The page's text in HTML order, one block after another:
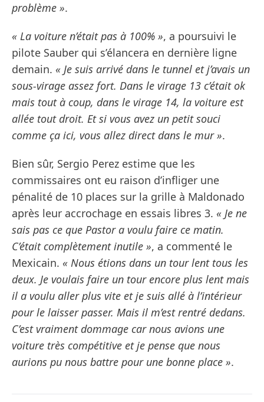
problème ».
« La voiture n’était pas à 100% », a poursuivi le
pilote Sauber qui s’élancera en dernière ligne
demain. « Je suis arrivé dans le tunnel et j’avais un
sous-virage assez fort. Dans le virage 13 c’était ok
mais tout à coup, dans le virage 14, la voiture est
allée tout droit. Et si vous avez un petit souci
comme ça ici, vous allez direct dans le mur ».
Bien sûr, Sergio Perez estime que les
commissaires ont eu raison d’infliger une
pénalité de 10 places sur la grille à Maldonado
après leur accrochage en essais libres 3. « Je ne
sais pas ce que Pastor a voulu faire ce matin.
C’était complètement inutile », a commenté le
Mexicain. « Nous étions dans un tour lent tous les
deux. Je voulais faire un tour encore plus lent mais
il a voulu aller plus vite et je suis allé à l’intérieur
pour le laisser passer. Mais il m’est rentré dedans.
C’est vraiment dommage car nous avions une
voiture très compétitive et je pense que nous
aurions pu nous battre pour une bonne place ».